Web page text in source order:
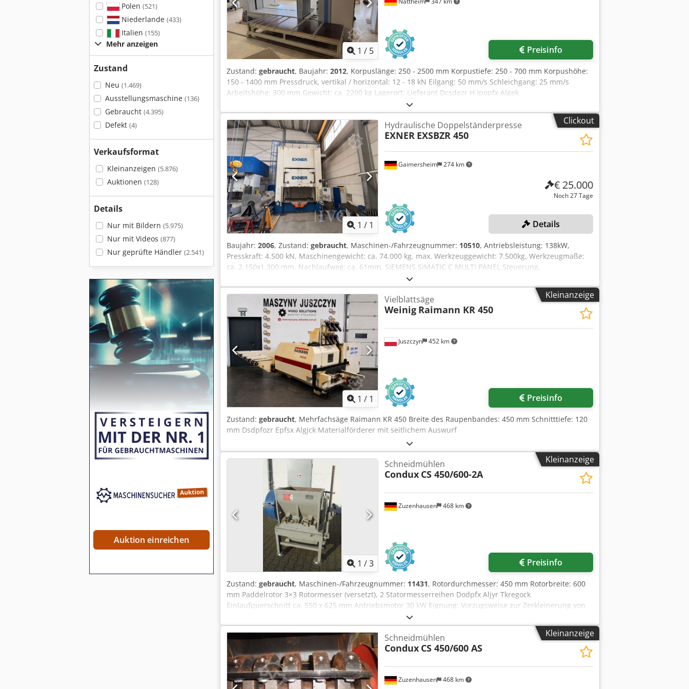
Polen (521)
Niederlande (433)
Italien (155)
Mehr anzeigen
Zustand
Neu (1.469)
Ausstellungsmaschine (136)
Gebraucht (4.395)
Defekt (4)
Verkaufsformat
Kleinanzeigen (5.876)
Auktionen (128)
Details
Nur mit Bildern (5.975)
Nur mit Videos (877)
Nur geprüfte Händler (2.541)
Auktion einreichen
1 / 5 Preisinfo
Zustand: gebraucht, Baujahr: 2012, Korpuslänge: 250 - 2500 mm Korpustiefe: 250 - 700 mm Korpushöhe:
150 - 1400 mm Pressdruck, vertikal / horizontal: 12 - 18 kN Eilgang: 50 mm/s Schleichgang: 25 mm/s
Arbeitshöhe: 300 mm Gewicht: ca. 2200 kg Lagerort: Lieferant Dcsdezr H Ipopfx Algek
Clickout
1 / 1
Gaimersheim 274 km
Hydraulische Doppelständerpresse
EXNER EXSBZR 450
€ 25.000
Noch 27 Tage
Details
Baujahr: 2006, Zustand: gebraucht, Maschinen-/Fahrzeugnummer: 10510, Antriebsleistung: 138kW,
Presskraft: 4.500 kN, Maschinengewicht: ca. 74.000 kg, max. Werkzeuggewicht: 7.500kg, Werkzeugmaße:
ca. 2.150x1.300 mm, Nachlaufweg: ca. 61mm, SIEMENS SIMATIC C MULTI PANEL Steuerung,
Zweihandbedienung, vorgesetzte Lichtschranke, separate RITTAL Schaltschrankanlage , Kühlanlage, inkl.
Zubehör 1 Werkbank, 1 Stahlblechschrank, Inhalt diverses Handarbeitswerkzeug Djdezqzd Aopfx Algjck
Kleinanzeige
1 / 1
Juszczyn 452 km
Vielblattsäge
Weinig Raimann KR 450
Preisinfo
Zustand: gebraucht, Mehrfachsäge Raimann KR 450 Breite des Raupenbandes: 450 mm Schnitttiefe: 120
mm Dsdpfozr Epfsx Algjck Materialförderer mit seitlichem Auswurf
Kleinanzeige
1 /3
Zuzenhausen 468 km
Schneidmühlen
Condux CS 450/600-2A
Preisinfo
Zustand: gebraucht, Maschinen-/Fahrzeugnummer: 11431, Rotordurchmesser: 450 mm Rotorbreite: 600
mm Paddelrotor 3×3 Rotormesser (versetzt), 2 Statormesserreihen Dodpfx Aljyr Tkregock
Einlaufquerschnitt ca. 550 x 625 mm Antriebsmotor 30 kW Eignung: Vorzugsweise zur Zerkleinerung von
Hohlblaskörpern und sperrigen Formstücken wie Flaschen, Kanister, Kannen, Schüsseln, Körbe, Eimer,
Wannen usw.
Kleinanzeige
Zuzenhausen 468 km
Schneidmühlen
Condux CS 450/600 AS